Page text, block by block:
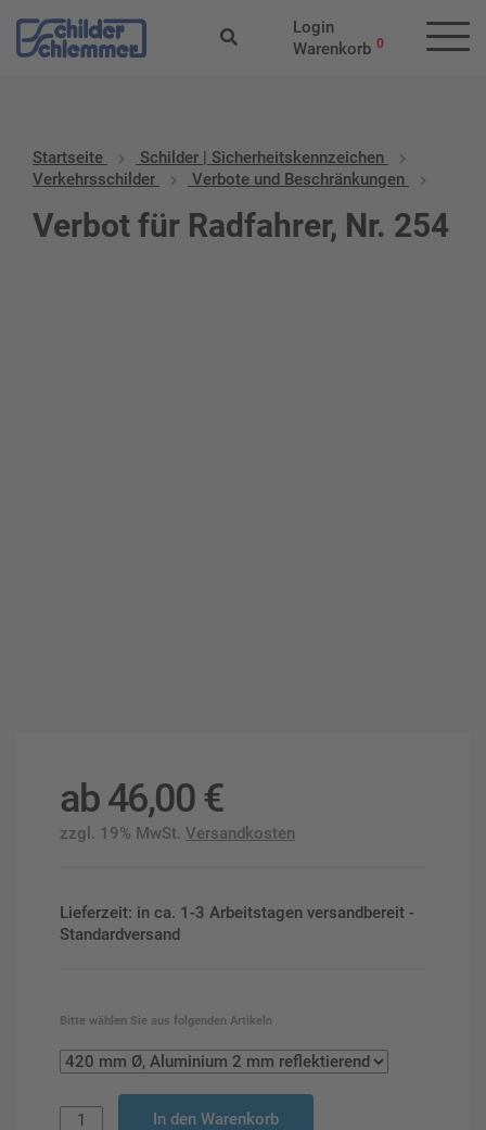
Login
Warenkorb 0
Startseite
Schilder | Sicherheitskennzeichen
Verkehrsschilder
Verbote und Beschränkungen
Verbot für Radfahrer, Nr. 254
ab46,00 €
zzgl. 19% MwSt. Versandkosten
Lieferzeit: in ca. 1-3 Arbeitstagen versandbereit -
Standardversand
Bitte wählen Sie aus folgenden Artikeln
In den Warenkorb